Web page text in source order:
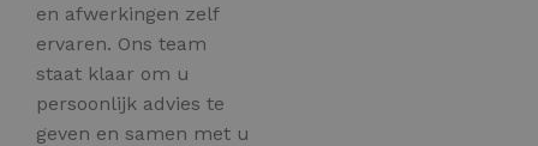
en afwerkingen zelf
ervaren. Ons team
staat klaar om u
persoonlijk advies te
geven en samen met u